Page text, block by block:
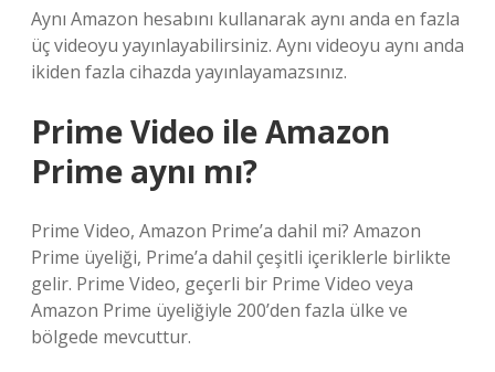
Aynı Amazon hesabını kullanarak aynı anda en fazla
üç videoyu yayınlayabilirsiniz. Aynı videoyu aynı anda
ikiden fazla cihazda yayınlayamazsınız.
Prime Video ile Amazon
Prime aynı mı?
Prime Video, Amazon Prime’a dahil mi? Amazon
Prime üyeliği, Prime’a dahil çeşitli içeriklerle birlikte
gelir. Prime Video, geçerli bir Prime Video veya
Amazon Prime üyeliğiyle 200’den fazla ülke ve
bölgede mevcuttur.